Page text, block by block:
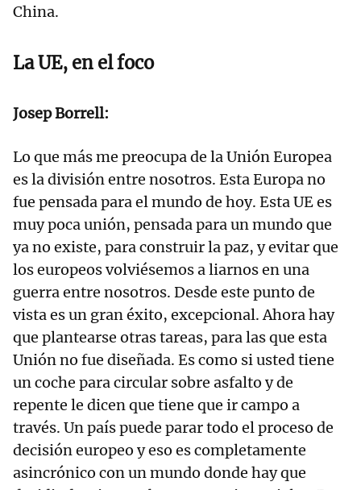
China.
La UE, en el foco
Josep Borrell:
Lo que más me preocupa de la Unión Europea
es la división entre nosotros. Esta Europa no
fue pensada para el mundo de hoy. Esta UE es
muy poca unión, pensada para un mundo que
ya no existe, para construir la paz, y evitar que
los europeos volviésemos a liarnos en una
guerra entre nosotros. Desde este punto de
vista es un gran éxito, excepcional. Ahora hay
que plantearse otras tareas, para las que esta
Unión no fue diseñada. Es como si usted tiene
un coche para circular sobre asfalto y de
repente le dicen que tiene que ir campo a
través. Un país puede parar todo el proceso de
decisión europeo y eso es completamente
asincrónico con un mundo donde hay que